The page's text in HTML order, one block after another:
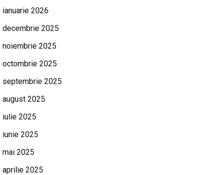
ianuarie 2026
decembrie 2025
noiembrie 2025
octombrie 2025
septembrie 2025
august 2025
iulie 2025
iunie 2025
mai 2025
aprilie 2025